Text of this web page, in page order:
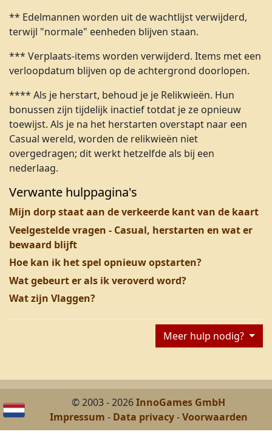
** Edelmannen worden uit de wachtlijst verwijderd,
terwijl "normale" eenheden blijven staan.
*** Verplaats-items worden verwijderd. Items met een
verloopdatum blijven op de achtergrond doorlopen.
**** Als je herstart, behoud je je Relikwieën. Hun
bonussen zijn tijdelijk inactief totdat je ze opnieuw
toewijst. Als je na het herstarten overstapt naar een
Casual wereld, worden de relikwieën niet
overgedragen; dit werkt hetzelfde als bij een
nederlaag.
Verwante hulppagina's
Mijn dorp staat aan de verkeerde kant van de kaart
Veelgestelde vragen - Casual, herstarten en wat er
bewaard blijft
Hoe kan ik het spel opnieuw opstarten?
Wat gebeurt er als ik veroverd word?
Wat zijn Vlaggen?
Meer hulp nodig?
© 2003 - 2026InnoGames GmbH
Impressum - Data privacy-Voorwaarden